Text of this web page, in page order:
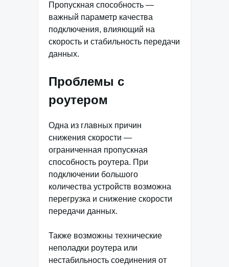
Пропускная способность —
важный параметр качества
подключения, влияющий на
скорость и стабильность передачи
данных.
Проблемы с
роутером
Одна из главных причин
снижения скорости —
ограниченная пропускная
способность роутера. При
подключении большого
количества устройств возможна
перегрузка и снижение скорости
передачи данных.
Также возможны технические
неполадки роутера или
нестабильность соединения от